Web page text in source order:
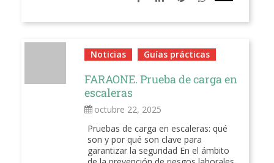
Noticias Guías prácticas
FARAONE. Prueba de carga en
escaleras
octubre 22, 2025
Pruebas de carga en escaleras: qué
son y por qué son clave para
garantizar la seguridad En el ámbito